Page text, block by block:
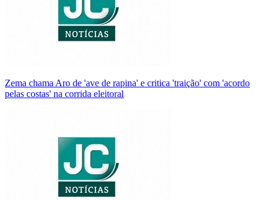
Zema chama Aro de 'ave de rapina' e critica 'traição' com 'acordo
pelas costas' na corrida eleitoral